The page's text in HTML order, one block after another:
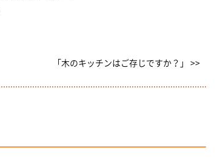
「木のキッチンはご存じですか？」 >>